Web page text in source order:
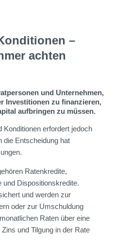
–
achten
und Unternehmen,
Investitionen zu finanzieren,
aufbringen zu müssen.
Konditionen erfordert jedoch
die Entscheidung hat
Ratenkredite,
und Dispositionskredite.
und werden zur
oder zur Umschuldung
Raten über eine
und Tilgung in der Rate